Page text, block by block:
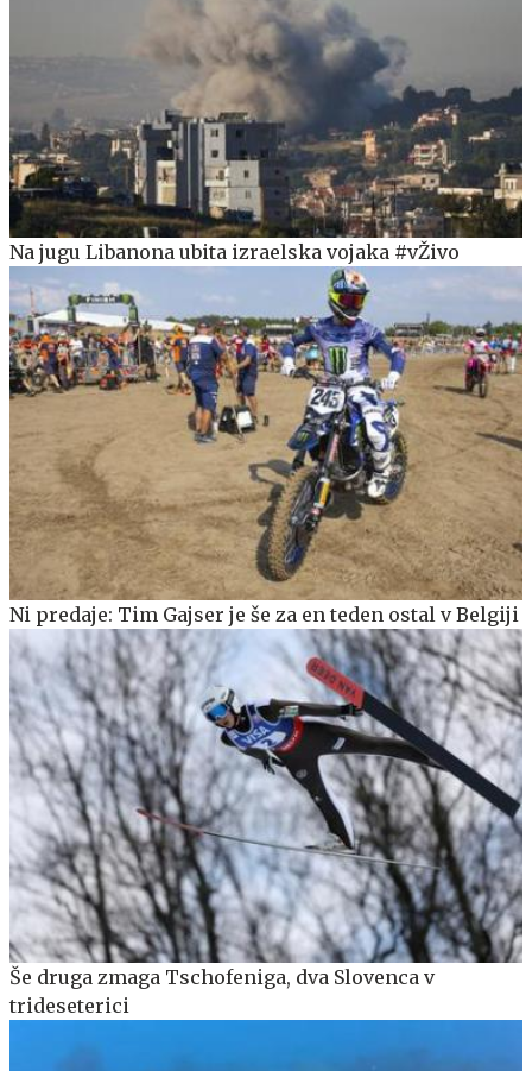
Na jugu Libanona ubita izraelska vojaka #vŽivo
Ni predaje: Tim Gajser je še za en teden ostal v Belgiji
Še druga zmaga Tschofeniga, dva Slovenca v
trideseterici